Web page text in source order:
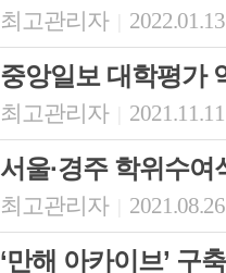
최고관리자
중앙일보 대학평가
최고관리자
서울·경주 학위수
최고관리자
‘만해 아카이브’ 구